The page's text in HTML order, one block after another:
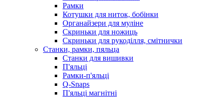
Рамки
Котушки для ниток, бобінки
Органайзери для муліне
Скриньки для ножиць
Скриньки для рукоділля, смітнички
Станки, рамки, пяльца
Станки для вишивки
П'яльці
Рамки-п'яльці
Q-Snaps
П'яльці магнітні